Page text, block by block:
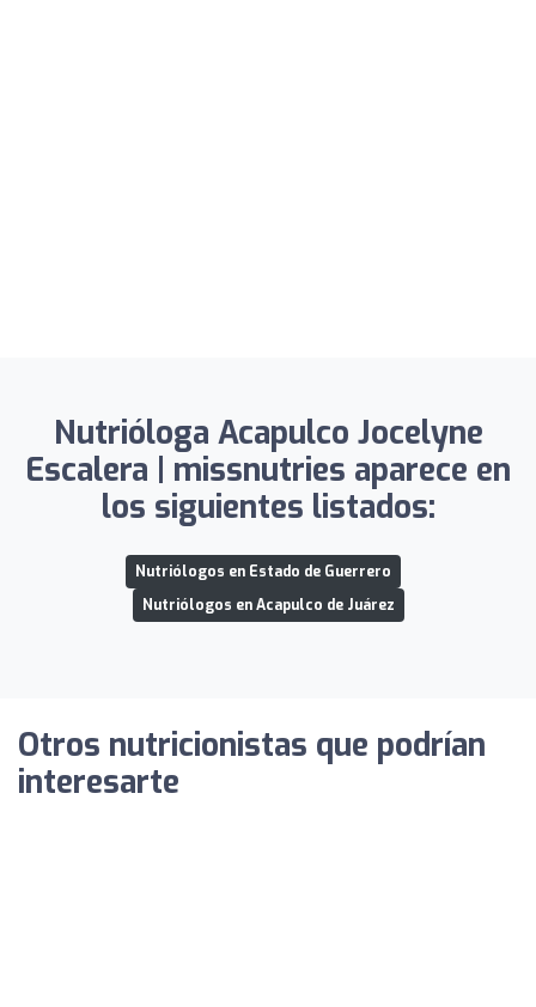
Nutrióloga Acapulco Jocelyne
Escalera | missnutries aparece en
los siguientes listados:
Nutriólogos en Estado de Guerrero
Nutriólogos en Acapulco de Juárez
Otros nutricionistas que podrían
interesarte